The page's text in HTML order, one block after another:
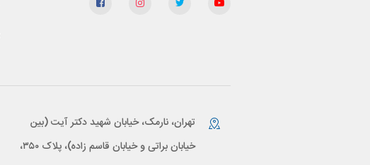
تهران، نارمک، خیابان شهید دکتر آیت (بین
خیابان براتی و خیابان قاسم زاده)، پلاک ۳۵۰،